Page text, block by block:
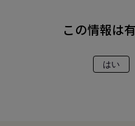
この情報は
はい